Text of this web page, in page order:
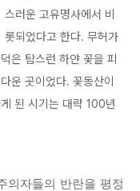
스러운 고유명사에서 비
롯되었다고 한다. 무허가
은 탐스런 하얀 꽃을 피
운 곳이었다. 꽃동산이
된 시기는 대략 100년
의자들의 반란을 평정